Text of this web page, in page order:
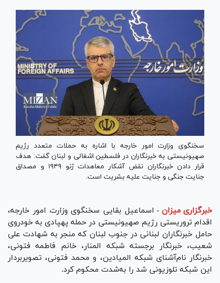
سخنگوی وزارت امور خارجه با اشاره به حملات متعدد رژیم
صهیونیستی به خبرنگاران در فلسطین اشغالی و لبنان گفت: هدف
قرار دادن خبرنگاران نقض آشکار معاهدات ژنو ۱۹۴۹ و مصداق
جنایت جنگی و جنایت علیه بشریت است.
خبرگزاری میزان - اسماعیل بقایی سخنگوی وزارت امور خارجه،
اقدام تروریستی رژیم صهیونیستی در حمله پهپادی به خودروی
حامل خبرنگاران لبنانی در جنوب لبنان که منجر به شهادت علی
شعیب، خبرنگار برجسته شبکه المنار، خانم فاطمه فتونی،
خبرنگار نام‌آشنای شبکه المیادین، و محمد فتونی، تصویربردار
این شبکه تلوزیونی شد را به‌شدت محکوم کرد.